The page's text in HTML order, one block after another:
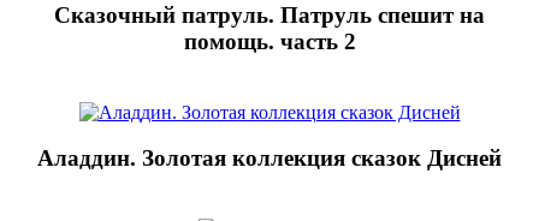
Сказочный патруль. Патруль спешит на
помощь. часть 2
Аладдин. Золотая коллекция сказок Дисней